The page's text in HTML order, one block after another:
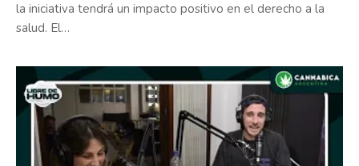
la iniciativa tendrá un impacto positivo en el derecho a la
salud. El…